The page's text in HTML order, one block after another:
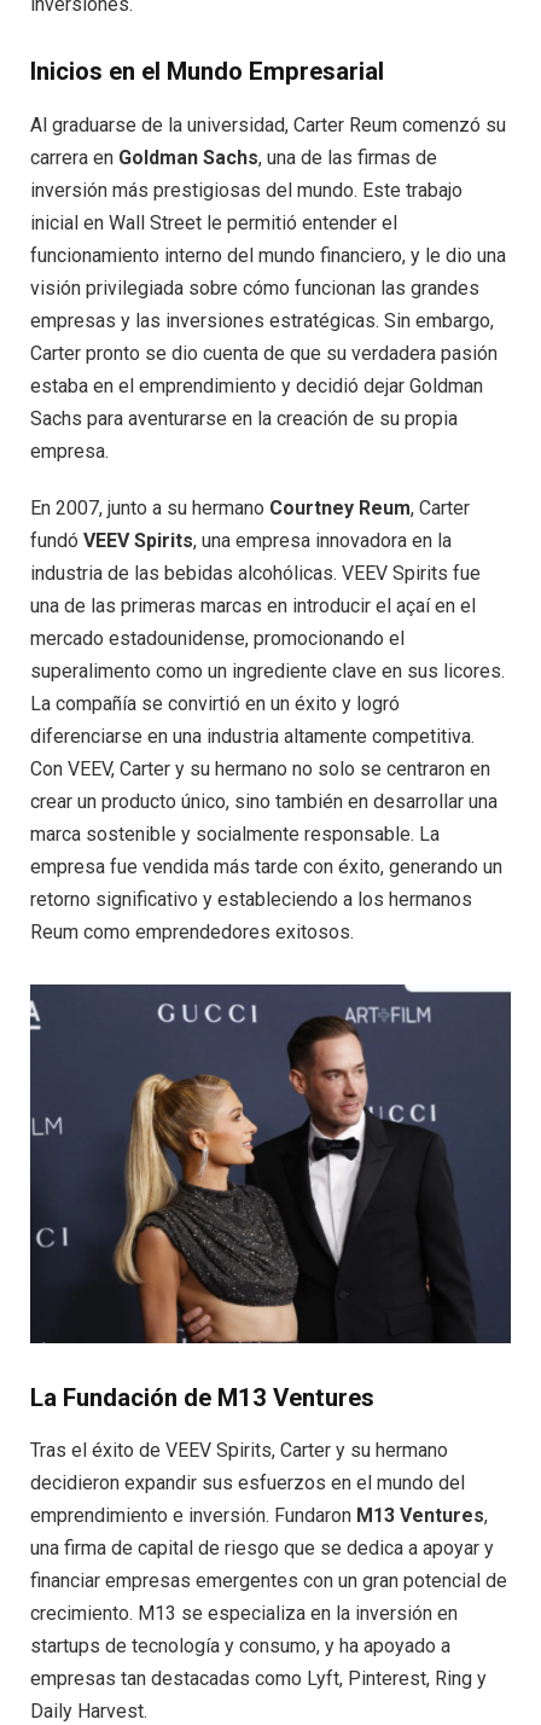
Inicios en el Mundo Empresarial
Al graduarse de la universidad, Carter Reum comenzó su
carrera en Goldman Sachs, una de las firmas de
inversión más prestigiosas del mundo. Este trabajo
inicial en Wall Street le permitió entender el
funcionamiento interno del mundo financiero, y le dio una
visión privilegiada sobre cómo funcionan las grandes
empresas y las inversiones estratégicas. Sin embargo,
Carter pronto se dio cuenta de que su verdadera pasión
estaba en el emprendimiento y decidió dejar Goldman
Sachs para aventurarse en la creación de su propia
empresa.
En 2007, junto a su hermano Courtney Reum, Carter
fundó VEEV Spirits, una empresa innovadora en la
industria de las bebidas alcohólicas. VEEV Spirits fue
una de las primeras marcas en introducir el açaí en el
mercado estadounidense, promocionando el
superalimento como un ingrediente clave en sus licores.
La compañía se convirtió en un éxito y logró
diferenciarse en una industria altamente competitiva.
Con VEEV, Carter y su hermano no solo se centraron en
crear un producto único, sino también en desarrollar una
marca sostenible y socialmente responsable. La
empresa fue vendida más tarde con éxito, generando un
retorno significativo y estableciendo a los hermanos
Reum como emprendedores exitosos.
La Fundación de M13 Ventures
Tras el éxito de VEEV Spirits, Carter y su hermano
decidieron expandir sus esfuerzos en el mundo del
emprendimiento e inversión. Fundaron M13 Ventures,
una firma de capital de riesgo que se dedica a apoyar y
financiar empresas emergentes con un gran potencial de
crecimiento. M13 se especializa en la inversión en
startups de tecnología y consumo, y ha apoyado a
empresas tan destacadas como Lyft, Pinterest, Ring y
Daily Harvest.